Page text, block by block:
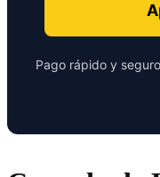
Pago rápido y